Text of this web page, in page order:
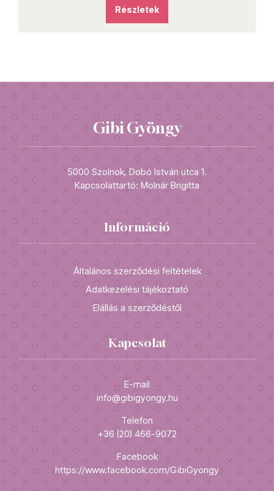
Részletek
Gibi Gyöngy
5000 Szolnok, Dobó István utca 1.
Kapcsolattartó: Molnár Brigitta
Információ
Általános szerződési feltételek
Adatkezelési tájékoztató
Elállás a szerződéstől
Kapcsolat
E-mail
info@gibigyongy.hu
Telefon
+36 (20) 466-9072
Facebook
https://www.facebook.com/GibiGyongy